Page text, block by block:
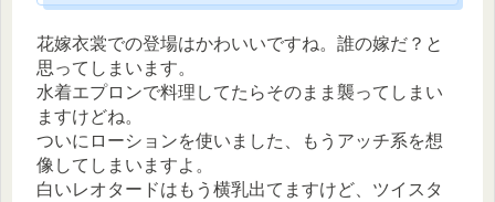
花嫁衣裳での登場はかわいいですね。誰の嫁だ？と
思ってしまいます。
水着エプロンで料理してたらそのまま襲ってしまい
ますけどね。
ついにローションを使いました、もうアッチ系を想
像してしまいますよ。
白いレオタードはもう横乳出てますけど、ツイスタ